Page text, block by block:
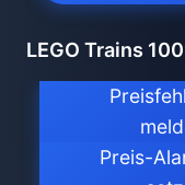
LEGO Trains
Preis-